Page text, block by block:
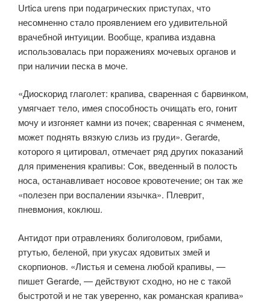
Urtica urens при подагрических приступах, что
несомненно стало проявлением его удивительной
врачебной интуиции. Вообще, крапива издавна
использовалась при поражениях мочевых органов и
при наличии песка в моче.
«Диоскорид глаголет: крапива, сваренная с барвинком,
умягчает тело, имея способность очищать его, гонит
мочу и изгоняет камни из почек; сваренная с ячменем,
может поднять вязкую слизь из груди». Gerarde,
которого я цитировал, отмечает ряд других показаний
для применения крапивы: Сок, введенный в полость
носа, останавливает носовое кровотечение; он так же
«полезен при воспалении язычка». Плеврит,
пневмония, коклюш.
Антидот при отравлениях болиголовом, грибами,
ртутью, беленой, при укусах ядовитых змей и
скорпионов. «Листья и семена любой крапивы, —
пишет Gerarde, — действуют сходно, но не с такой
быстротой и не так уверенно, как романская крапива»